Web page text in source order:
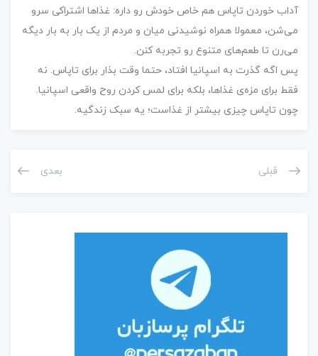
آداب خوردن تاپاس هم خاص خودش رو داره: غذاها اشتراکی سرو
می‌شن، معمولا همراه نوشیدنی میان و مردم از یک بار به بار دیگه
می‌رن تا طعم‌های متنوع رو تجربه کنن.
پس اگه گذرت به اسپانیا افتاد، حتما وقت بذار برای تاپاس. نه
فقط برای مزه‌ی غذاها، بلکه برای لمس کردن روح واقعی اسپانیا.
چون تاپاس چیزی بیشتر از غذاست؛ یه سبک زندگیه.
قبلی بعدی